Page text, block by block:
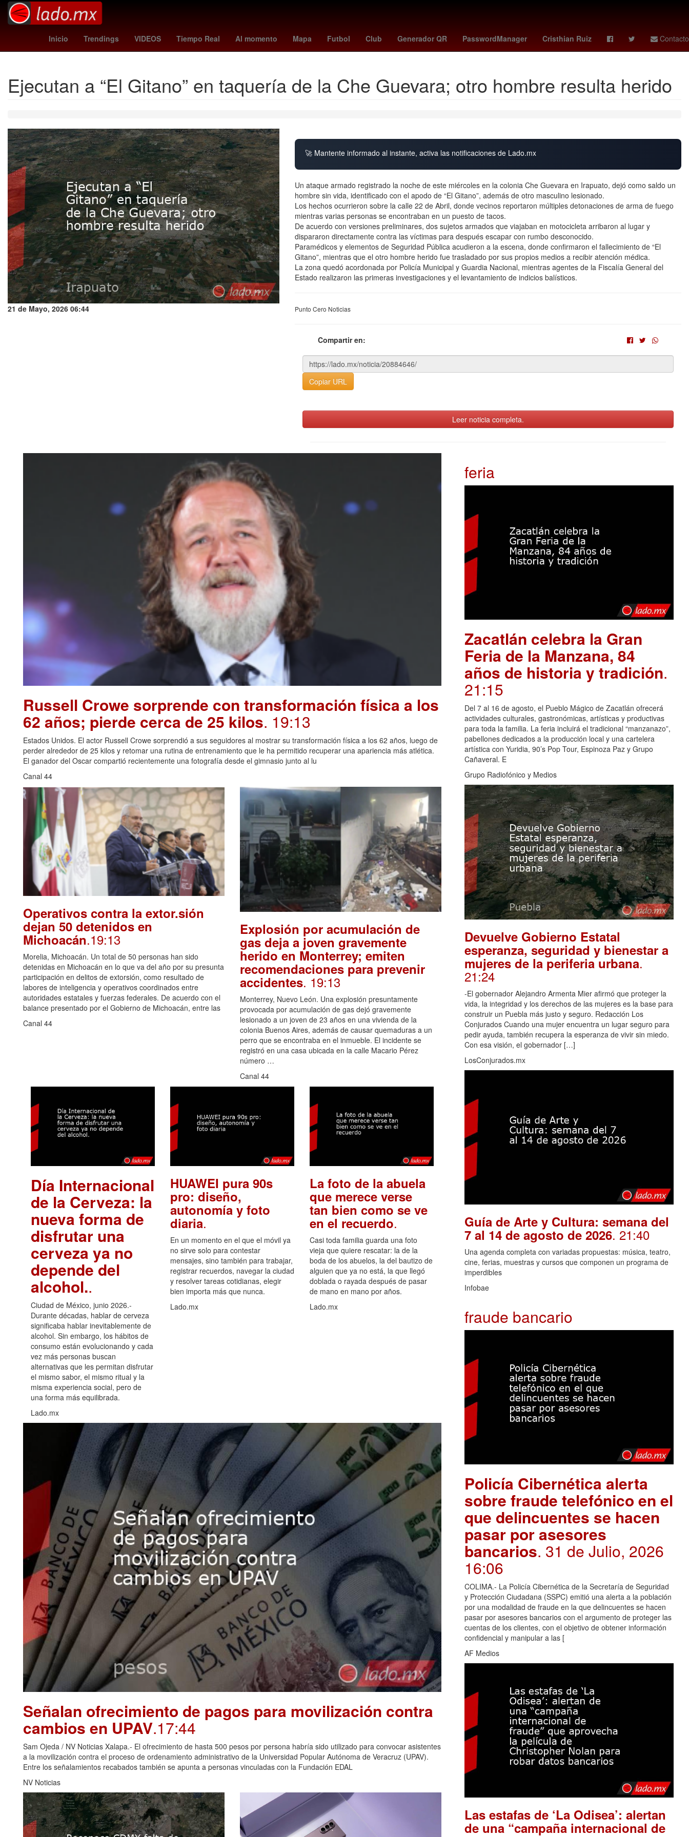
Inicio Trendings VIDEOS Tiempo Real Al momento Mapa Futbol Club Generador QR PasswordManager Cristhian Ruiz Contacto
jefferson lerma grecia quiroz Rockstar Games chucky lozano caracol en vivo biometría new york city fc Propiedad privada gideon mensah america hoy
Ejecutan a “El Gitano” en taquería de la Che Guevara; otro hombre resulta herido
21 de Mayo, 2026 06:44
🚀 Mantente informado al instante, activa las notificaciones de Lado.mx
Un ataque armado registrado la noche de este miércoles en la colonia Che Guevara en Irapuato, dejó como saldo un
hombre sin vida, identificado con el apodo de “El Gitano”, además de otro masculino lesionado.
Los hechos ocurrieron sobre la calle 22 de Abril, donde vecinos reportaron múltiples detonaciones de arma de fuego
mientras varias personas se encontraban en un puesto de tacos.
De acuerdo con versiones preliminares, dos sujetos armados que viajaban en motocicleta arribaron al lugar y
dispararon directamente contra las víctimas para después escapar con rumbo desconocido.
Paramédicos y elementos de Seguridad Pública acudieron a la escena, donde confirmaron el fallecimiento de “El
Gitano”, mientras que el otro hombre herido fue trasladado por sus propios medios a recibir atención médica.
La zona quedó acordonada por Policía Municipal y Guardia Nacional, mientras agentes de la Fiscalía General del
Estado realizaron las primeras investigaciones y el levantamiento de indicios balísticos.
Punto Cero Noticias
Compartir en:
Copiar URL
Leer noticia completa.
Russell Crowe sorprende con transformación física a los
62 años; pierde cerca de 25 kilos. 19:13
Estados Unidos. El actor Russell Crowe sorprendió a sus seguidores al mostrar su transformación física a los 62 años, luego de
perder alrededor de 25 kilos y retomar una rutina de entrenamiento que le ha permitido recuperar una apariencia más atlética.
El ganador del Oscar compartió recientemente una fotografía desde el gimnasio junto al lu
Canal 44
Operativos contra la extor.sión
dejan 50 detenidos en
Michoacán.19:13
Morelia, Michoacán. Un total de 50 personas han sido
detenidas en Michoacán en lo que va del año por su presunta
participación en delitos de extorsión, como resultado de
labores de inteligencia y operativos coordinados entre
autoridades estatales y fuerzas federales. De acuerdo con el
balance presentado por el Gobierno de Michoacán, entre las
Canal 44
Explosión por acumulación de
gas deja a joven gravemente
herido en Monterrey; emiten
recomendaciones para prevenir
accidentes. 19:13
Monterrey, Nuevo León. Una explosión presuntamente
provocada por acumulación de gas dejó gravemente
lesionado a un joven de 23 años en una vivienda de la
colonia Buenos Aires, además de causar quemaduras a un
perro que se encontraba en el inmueble. El incidente se
registró en una casa ubicada en la calle Macario Pérez
número …
Canal 44
Día Internacional
de la Cerveza: la
nueva forma de
disfrutar una
cerveza ya no
depende del
alcohol..
Ciudad de México, junio 2026.-
Durante décadas, hablar de cerveza
significaba hablar inevitablemente de
alcohol. Sin embargo, los hábitos de
consumo están evolucionando y cada
vez más personas buscan
alternativas que les permitan disfrutar
el mismo sabor, el mismo ritual y la
misma experiencia social, pero de
una forma más equilibrada.
Lado.mx
HUAWEI pura 90s
pro: diseño,
autonomía y foto
diaria.
En un momento en el que el móvil ya
no sirve solo para contestar
mensajes, sino también para trabajar,
registrar recuerdos, navegar la ciudad
y resolver tareas cotidianas, elegir
bien importa más que nunca.
Lado.mx
La foto de la abuela
que merece verse
tan bien como se ve
en el recuerdo.
Casi toda familia guarda una foto
vieja que quiere rescatar: la de la
boda de los abuelos, la del bautizo de
alguien que ya no está, la que llegó
doblada o rayada después de pasar
de mano en mano por años.
Lado.mx
Señalan ofrecimiento de pagos para movilización contra
cambios en UPAV.17:44
Sam Ojeda / NV Noticias Xalapa.- El ofrecimiento de hasta 500 pesos por persona habría sido utilizado para convocar asistentes
a la movilización contra el proceso de ordenamiento administrativo de la Universidad Popular Autónoma de Veracruz (UPAV).
Entre los señalamientos recabados también se apunta a personas vinculadas con la Fundación EDAL
NV Noticias
feria
Zacatlán celebra la Gran
Feria de la Manzana, 84
años de historia y tradición.
21:15
Del 7 al 16 de agosto, el Pueblo Mágico de Zacatlán ofrecerá
actividades culturales, gastronómicas, artísticas y productivas
para toda la familia. La feria incluirá el tradicional “manzanazo”,
pabellones dedicados a la producción local y una cartelera
artística con Yuridia, 90’s Pop Tour, Espinoza Paz y Grupo
Cañaveral. E
Grupo Radiofónico y Medios
Devuelve Gobierno Estatal
esperanza, seguridad y bienestar a
mujeres de la periferia urbana.
21:24
-El gobernador Alejandro Armenta Mier afirmó que proteger la
vida, la integridad y los derechos de las mujeres es la base para
construir un Puebla más justo y seguro. Redacción Los
Conjurados Cuando una mujer encuentra un lugar seguro para
pedir ayuda, también recupera la esperanza de vivir sin miedo.
Con esa visión, el gobernador […]
LosConjurados.mx
Guía de Arte y Cultura: semana del
7 al 14 de agosto de 2026. 21:40
Una agenda completa con variadas propuestas: música, teatro,
cine, ferias, muestras y cursos que componen un programa de
imperdibles
Infobae
fraude bancario
Policía Cibernética alerta
sobre fraude telefónico en el
que delincuentes se hacen
pasar por asesores
bancarios. 31 de Julio, 2026
16:06
COLIMA.- La Policía Cibernética de la Secretaría de Seguridad
y Protección Ciudadana (SSPC) emitió una alerta a la población
por una modalidad de fraude en la que delincuentes se hacen
pasar por asesores bancarios con el argumento de proteger las
cuentas de los clientes, con el objetivo de obtener información
confidencial y manipular a las [
AF Medios
Las estafas de ‘La Odisea’: alertan
de una “campaña internacional de